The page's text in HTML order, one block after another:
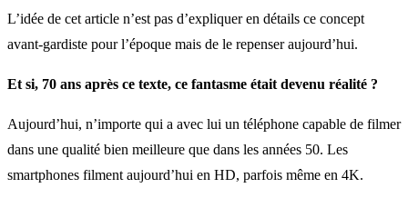
L’idée de cet article n’est pas d’expliquer en détails ce concept
avant-gardiste pour l’époque mais de le repenser aujourd’hui.
Et si, 70 ans après ce texte, ce fantasme était devenu réalité ?
Aujourd’hui, n’importe qui a avec lui un téléphone capable de filmer
dans une qualité bien meilleure que dans les années 50. Les
smartphones filment aujourd’hui en HD, parfois même en 4K.